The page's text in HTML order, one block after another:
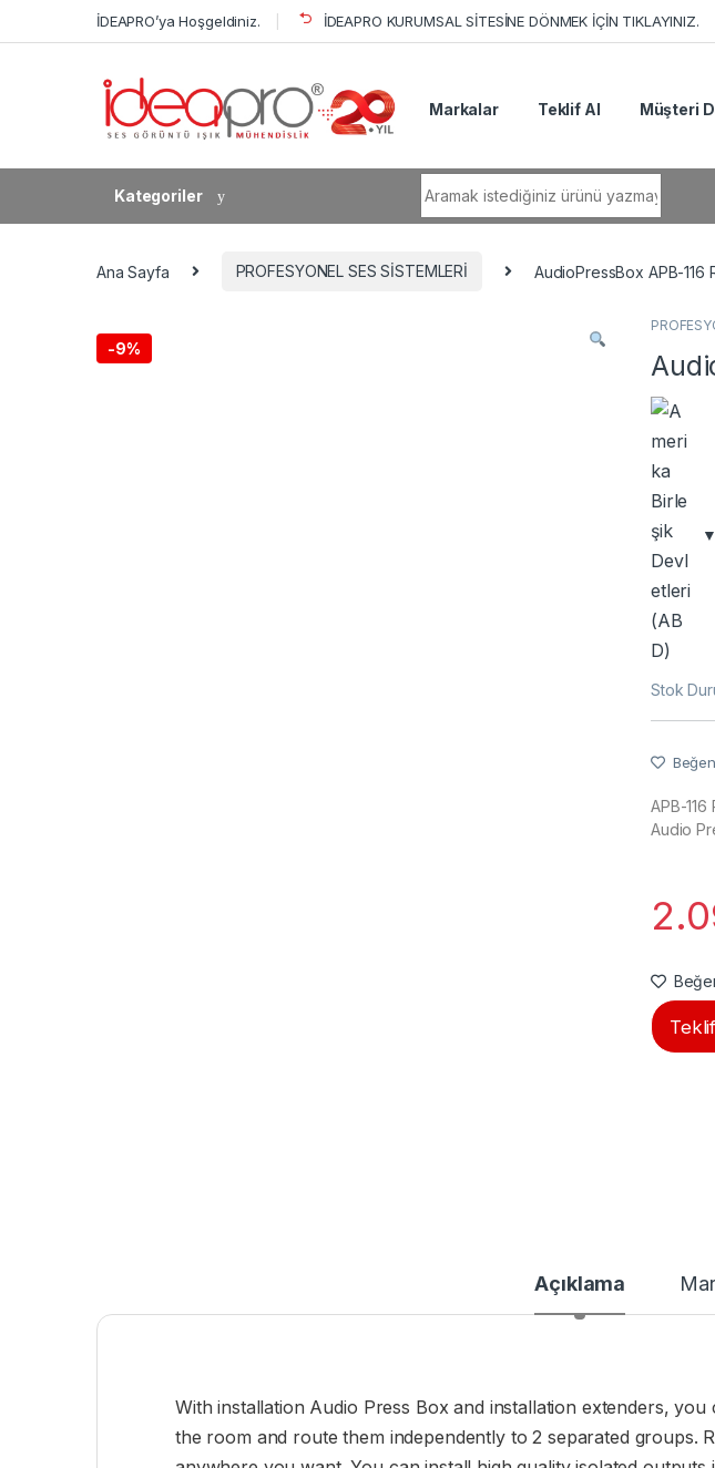
Skip to navigation
Skip to contentİDEAPRO’ya Hoşgeldiniz. İDEAPRO KURUMSAL SİTESİNE DÖNMEK İÇİN TIKLAYINIZ.
Markalar Teklif Al Müşteri
Kategoriler
Ana Sayfa PROFESYONEL SES SİSTEMLERİ AudioPressBox APB-116
-9%
Stok
APB-116
Audio
Açıklama
With installation Audio Press Box and installation extenders,
the room and route them independently to 2 separated